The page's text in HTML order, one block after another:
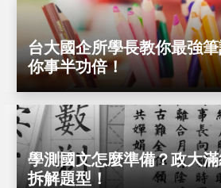
台大國企所學長教你最強
你事半功倍！
學測國文怎麼準備？政大
拆解題型！